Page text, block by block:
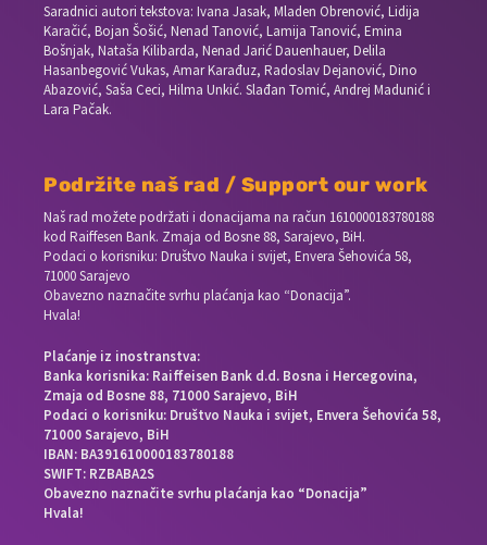
Saradnici autori tekstova: Ivana Jasak, Mladen Obrenović, Lidija
Karačić, Bojan Šošić, Nenad Tanović, Lamija Tanović, Emina
Bošnjak, Nataša Kilibarda, Nenad Jarić Dauenhauer, Delila
Hasanbegović Vukas, Amar Karađuz, Radoslav Dejanović, Dino
Abazović, Saša Ceci, Hilma Unkić. Slađan Tomić, Andrej Madunić i
Lara Pačak.
Podržite naš rad / Support our work
Naš rad možete podržati i donacijama na račun 1610000183780188
kod Raiffesen Bank. Zmaja od Bosne 88, Sarajevo, BiH.
Podaci o korisniku: Društvo Nauka i svijet, Envera Šehovića 58,
71000 Sarajevo
Obavezno naznačite svrhu plaćanja kao “Donacija”.
Hvala!
Plaćanje iz inostranstva:
Banka korisnika: Raiffeisen Bank d.d. Bosna i Hercegovina,
Zmaja od Bosne 88, 71000 Sarajevo, BiH
Podaci o korisniku: Društvo Nauka i svijet, Envera Šehovića 58,
71000 Sarajevo, BiH
IBAN: BA391610000183780188
SWIFT: RZBABA2S
Obavezno naznačite svrhu plaćanja kao “Donacija”
Hvala!